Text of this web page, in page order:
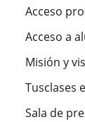
Acceso
Acceso a
Misión y
Tusclases
Sala de